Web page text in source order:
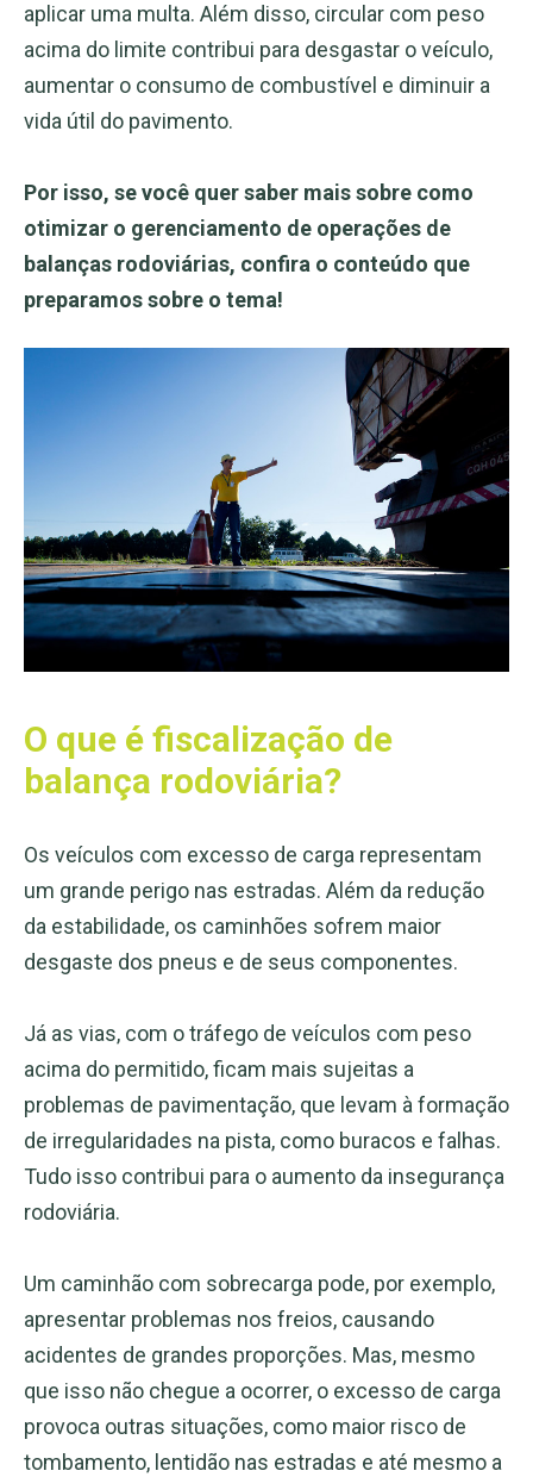
aplicar uma multa. Além disso, circular com peso
acima do limite contribui para desgastar o veículo,
aumentar o consumo de combustível e diminuir a
vida útil do pavimento.
Por isso, se você quer saber mais sobre como
otimizar o gerenciamento de operações de
balanças rodoviárias, confira o conteúdo que
preparamos sobre o tema!
O que é fiscalização de
balança rodoviária?
Os veículos com excesso de carga representam
um grande perigo nas estradas. Além da redução
da estabilidade, os caminhões sofrem maior
desgaste dos pneus e de seus componentes.
Já as vias, com o tráfego de veículos com peso
acima do permitido, ficam mais sujeitas a
problemas de pavimentação, que levam à formação
de irregularidades na pista, como buracos e falhas.
Tudo isso contribui para o aumento da insegurança
rodoviária.
Um caminhão com sobrecarga pode, por exemplo,
apresentar problemas nos freios, causando
acidentes de grandes proporções. Mas, mesmo
que isso não chegue a ocorrer, o excesso de carga
provoca outras situações, como maior risco de
tombamento, lentidão nas estradas e até mesmo a